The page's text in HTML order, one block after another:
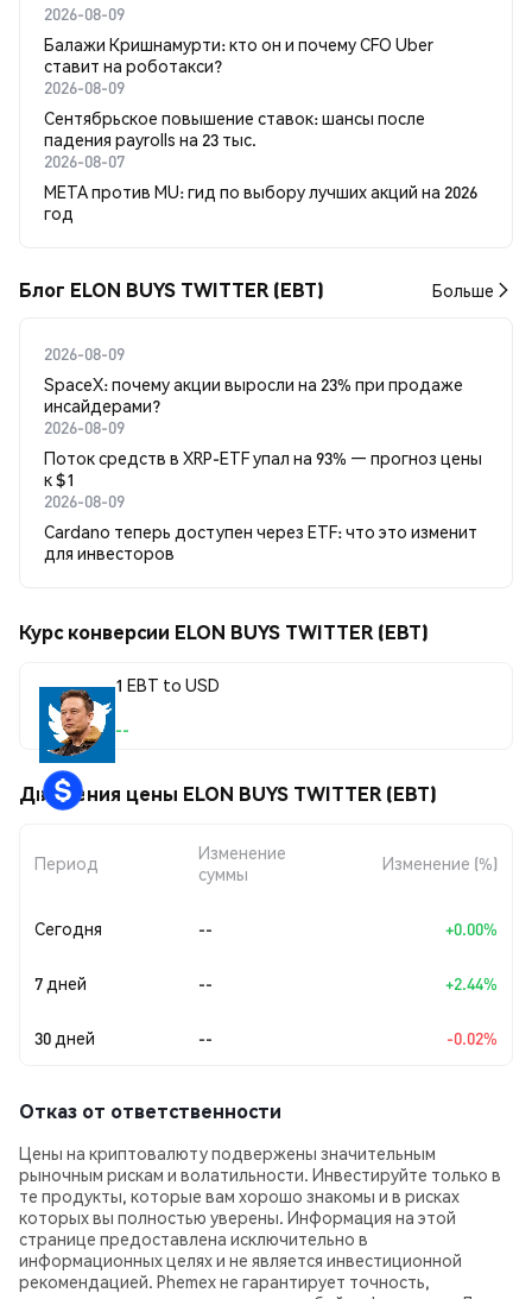
2026-08-09
Балажи Кришнамурти: кто он и почему CFO Uber
ставит на роботакси?
2026-08-09
Сентябрьское повышение ставок: шансы после
падения payrolls на 23 тыс.
2026-08-07
META против MU: гид по выбору лучших акций на 2026
год
Блог ELON BUYS TWITTER (EBT) Больше
2026-08-09
SpaceX: почему акции выросли на 23% при продаже
инсайдерами?
2026-08-09
Поток средств в XRP-ETF упал на 93% — прогноз цены
к $1
2026-08-09
Cardano теперь доступен через ETF: что это изменит
для инвесторов
Курс конверсии ELON BUYS TWITTER (EBT)
1 EBT to USD
--
Движения цены ELON BUYS TWITTER (EBT)
Период
Изменение
суммы
Изменение (%)
Сегодня -- +0.00%
7 дней -- +2.44%
30 дней -- -0.02%
Отказ от ответственности
Цены на криптовалюту подвержены значительным
рыночным рискам и волатильности. Инвестируйте только в
те продукты, которые вам хорошо знакомы и в рисках
которых вы полностью уверены. Информация на этой
странице предоставлена исключительно в
информационных целях и не является инвестиционной
рекомендацией. Phemex не гарантирует точность,